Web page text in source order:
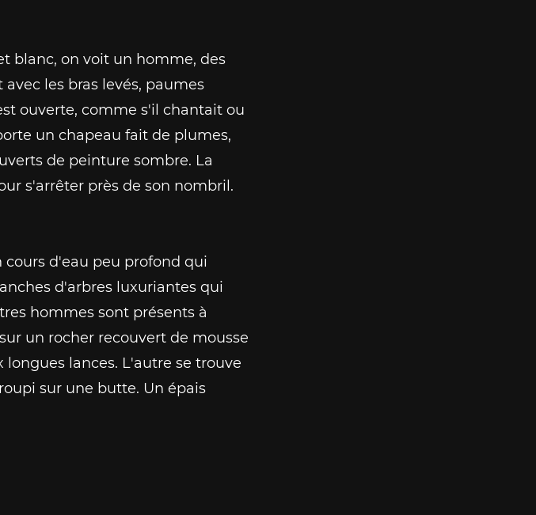
blanc, on voit un homme, des
les bras levés, paumes
ouverte, comme s'il chantait ou
un chapeau fait de plumes,
de peinture sombre. La
s'arrêter près de son nombril.
d'eau peu profond qui
d'arbres luxuriantes qui
hommes sont présents à
un rocher recouvert de mousse
lances. L'autre se trouve
sur une butte. Un épais